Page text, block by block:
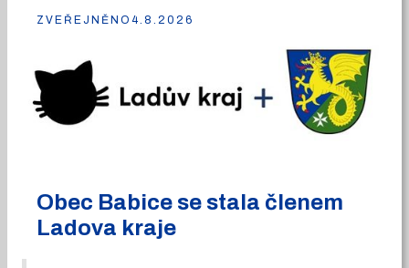
Obec Babice se stala členem
Ladova kraje
ZVEŘEJNĚNO 4.8.2026